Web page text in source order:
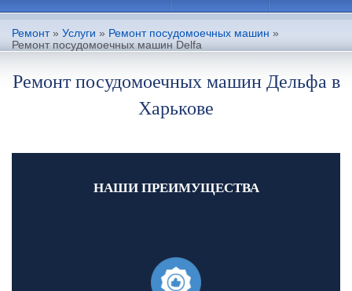
Ремонт» Услуги » Ремонт посудомоечных машин »
Ремонт посудомоечных машин Delfa
Ремонт посудомоечных машин Дельфа в
Харькове
НАШИ ПРЕИМУЩЕСТВА